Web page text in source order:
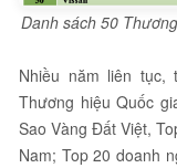
Danh sách 50
Nhiều năm liên tục,
Thương hiệu Quốc
Sao Vàng Đất Việt,
Nam; Top 20 doanh